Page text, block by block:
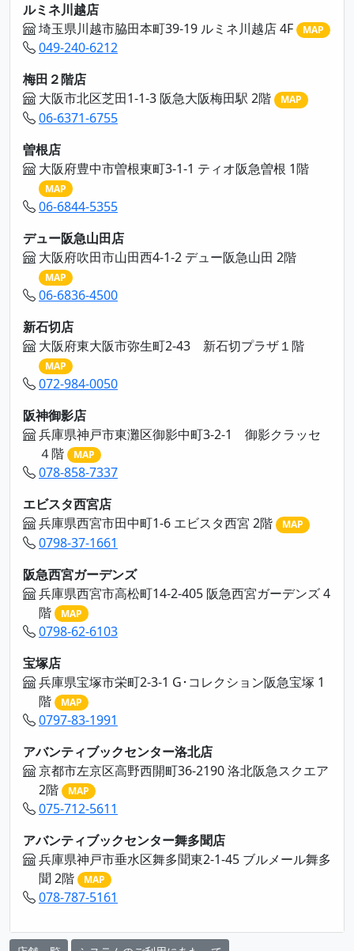
ルミネ川越店
埼玉県川越市脇田本町39-19 ルミネ川越店 4F
MAP
049-240-6212
梅田２階店
大阪市北区芝田1-1-3 阪急大阪梅田駅 2階
MAP
06-6371-6755
曽根店
大阪府豊中市曽根東町3-1-1 ティオ阪急曽根 1階
MAP
06-6844-5355
デュー阪急山田店
大阪府吹田市山田西4-1-2 デュー阪急山田 2階
MAP
06-6836-4500
新石切店
大阪府東大阪市弥生町2-43 新石切プラザ１階
MAP
072-984-0050
阪神御影店
兵庫県神戸市東灘区御影中町3-2-1 御影クラッセ
４階
MAP
078-858-7337
エビスタ西宮店
兵庫県西宮市田中町1-6 エビスタ西宮 2階
MAP
0798-37-1661
阪急西宮ガーデンズ
兵庫県西宮市高松町14-2-405 阪急西宮ガーデンズ 4
階
MAP
0798-62-6103
宝塚店
兵庫県宝塚市栄町2-3-1 G･コレクション阪急宝塚 1
階
MAP
0797-83-1991
アバンティブックセンター洛北店
京都市左京区高野西開町36-2190 洛北阪急スクエア
2階
MAP
075-712-5611
アバンティブックセンター舞多聞店
兵庫県神戸市垂水区舞多聞東2-1-45 ブルメール舞多
聞 2階
MAP
078-787-5161